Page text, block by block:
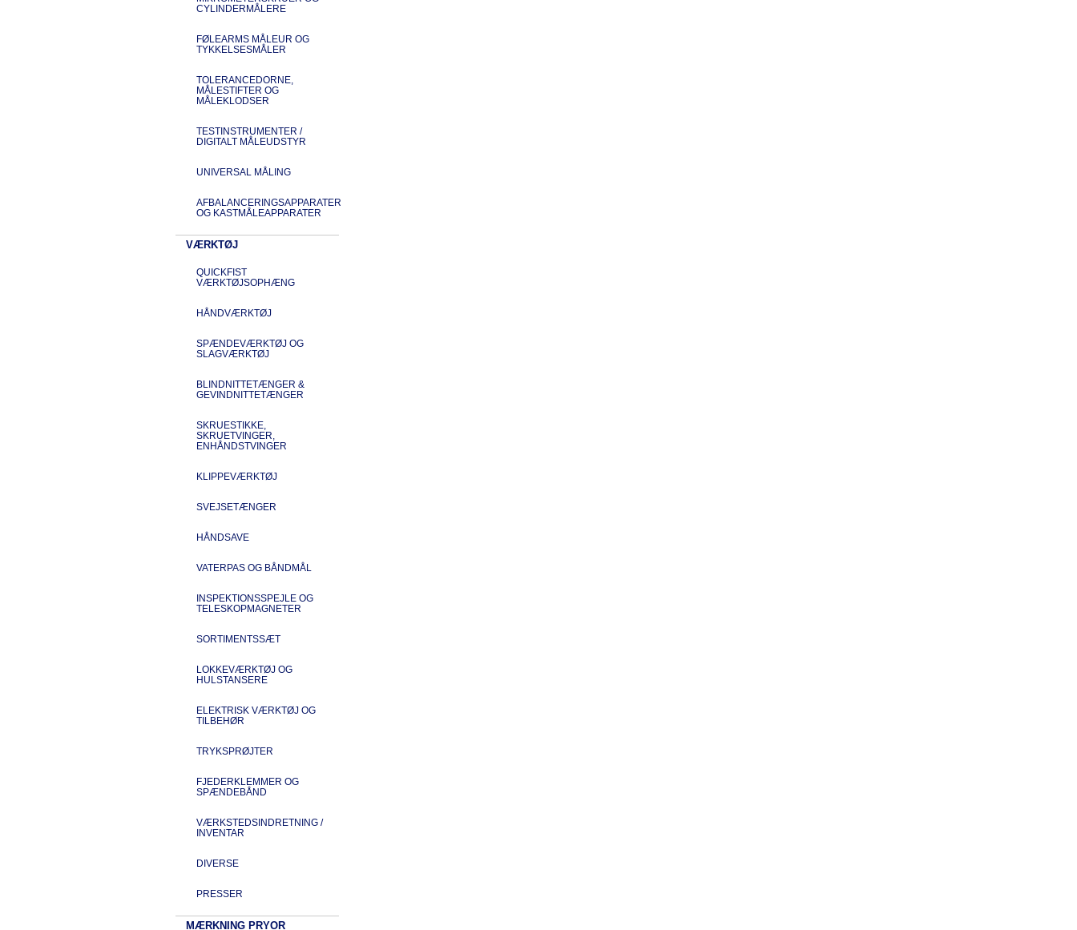
CYLINDERMÅLERE
FØLEARMS MÅLEUR OG
TYKKELSESMÅLER
TOLERANCEDORNE,
MÅLESTIFTER OG
MÅLEKLODSER
TESTINSTRUMENTER /
DIGITALT MÅLEUDSTYR
UNIVERSAL MÅLING
AFBALANCERINGSAPPARATER
OG KASTMÅLEAPPARATER
VÆRKTØJ
QUICKFIST
VÆRKTØJSOPHÆNG
HÅNDVÆRKTØJ
SPÆNDEVÆRKTØJ OG
SLAGVÆRKTØJ
BLINDNITTETÆNGER &
GEVINDNITTETÆNGER
SKRUESTIKKE,
SKRUETVINGER,
ENHÅNDSTVINGER
KLIPPEVÆRKTØJ
SVEJSETÆNGER
HÅNDSAVE
VATERPAS OG BÅNDMÅL
INSPEKTIONSSPEJLE OG
TELESKOPMAGNETER
SORTIMENTSSÆT
LOKKEVÆRKTØJ OG
HULSTANSERE
ELEKTRISK VÆRKTØJ OG
TILBEHØR
TRYKSPRØJTER
FJEDERKLEMMER OG
SPÆNDEBÅND
VÆRKSTEDSINDRETNING /
INVENTAR
DIVERSE
PRESSER
MÆRKNING PRYOR